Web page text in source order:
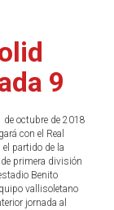
9
de octubre de 2018
con el Real
partido de la
primera división
Benito
vallisoletano
jornada al